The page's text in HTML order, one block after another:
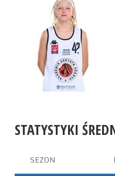
STATYSTYKI
SEZON